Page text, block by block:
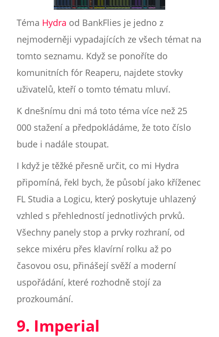
Téma Hydra od BankFlies je jedno z
nejmoderněji vypadajících ze všech témat na
tomto seznamu. Když se ponoříte do
komunitních fór Reaperu, najdete stovky
uživatelů, kteří o tomto tématu mluví.
K dnešnímu dni má toto téma více než 25
000 stažení a předpokládáme, že toto číslo
bude i nadále stoupat.
I když je těžké přesně určit, co mi Hydra
připomíná, řekl bych, že působí jako kříženec
FL Studia a Logicu, který poskytuje uhlazený
vzhled s přehledností jednotlivých prvků.
Všechny panely stop a prvky rozhraní, od
sekce mixéru přes klavírní rolku až po
časovou osu, přinášejí svěží a moderní
uspořádání, které rozhodně stojí za
prozkoumání.
9. Imperial